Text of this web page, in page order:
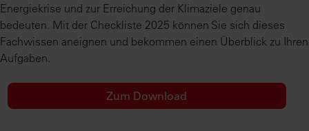
Energiekrise und zur Erreichung der Klimaziele genau
bedeuten. Mit der Checkliste 2025 können Sie sich dieses
Fachwissen aneignen und bekommen einen Überblick zu Ihren
Aufgaben.
Zum Download